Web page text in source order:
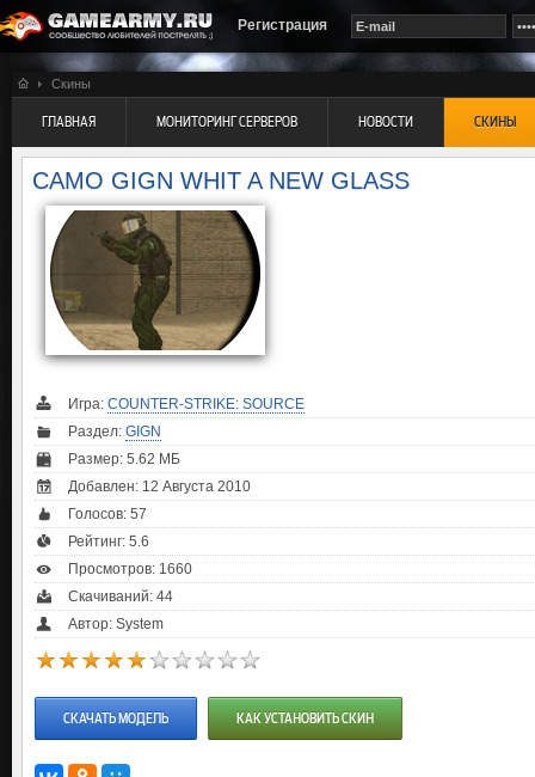
Регистрация
Скины
ГЛАВНАЯ МОНИТОРИНГ СЕРВЕРОВ НОВОСТИ СКИНЫ
CAMO GIGN WHIT A NEW GLASS
Игра: COUNTER-STRIKE: SOURCE
Раздел: GIGN
Размер: 5.62 МБ
Добавлен: 12 Августа 2010
Голосов: 57
Рейтинг: 5.6
Просмотров: 1660
Скачиваний: 44
Автор: System
СКАЧАТЬ МОДЕЛЬ КАК УСТАНОВИТЬ СКИН